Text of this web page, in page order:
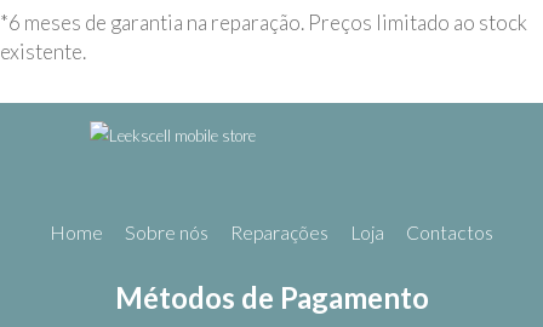
*6 meses de garantia na reparação. Preços limitado ao stock
existente.
Home Sobre nós Reparações Loja Contactos
Métodos de Pagamento